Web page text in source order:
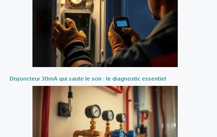
Disjoncteur 30mA qui saute le soir : le diagnostic essentiel